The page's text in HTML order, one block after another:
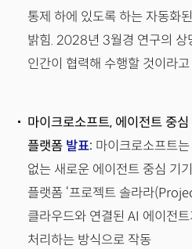
통제 하에 있도록 하는 자동화
밝힘. 2028년 3월경 연구의 상
인간이 협력해 수행할 것이라
마이크로소프트, 에이전트 중심
플랫폼 발표: 마이크로소프트
없는 새로운 에이전트 중심 기
플랫폼 ‘프로젝트 솔라라
클라우드와 연결된 AI 에이전
처리하는 방식으로 작동